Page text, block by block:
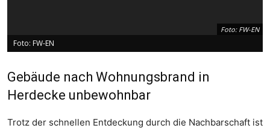
Foto: FW-EN
Foto: FW-EN
Gebäude nach Wohnungsbrand in
Herdecke unbewohnbar
Trotz der schnellen Entdeckung durch die Nachbarschaft ist